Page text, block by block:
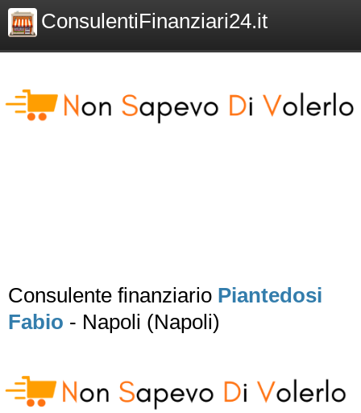
ConsulentiFinanziari24.it
Consulente finanziario Piantedosi
Fabio - Napoli (Napoli)